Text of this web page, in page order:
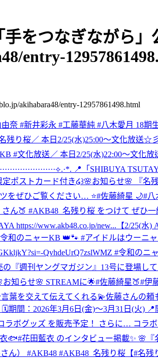
をつなぎながら」
entry-
akihabara48/entry-12957861498.html
由奈 #新井彩永 #工藤華純 #八木愛月 18
残り桜／ 本日2/25(水)25:00～文化放送☆
#文化放送 ／ 本日2/25(水)22:00～文化
📍「
限定ポストカード付き໒꒱🌸お知らせ🌸 『名
ぜひご覧ください… ⭐️#佐藤綺星 🌙#
ん🍑 #AKB48_名残り桜 をつけて ぜひ
https://www.akb48.co.jp/new... 【2/25(水
和のニャーKB 👑🐾 #アイドルはウーニ
QvhdeUrQ7zslWMZ #令和の
『週刊ヤングマガジン』13号に登場し
お知らせ🌸 STREAMに🌟#佐藤綺星🍑#伊
葉を交えて伝えてくれる💫佐藤さんの
期間：2026年3月6日(金)〜3月31日(火)
ボグッズ を販売予定！ さらに… コラ
花田藍衣 のインタビュー掲載✨ 🌸『
ん） #AKB48 #AKB48_名残り桜 【#名